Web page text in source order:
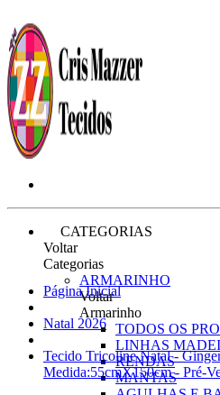
CATEGORIAS
Voltar
Categorias
ARMARINHO
Voltar
Armarinho
TODOS OS
LINHAS
RENDAS
MANTAS
Página Inicial
Natal 2026
Tecido Tricoline Natal -
Medida:55cmX150cm - Pré-